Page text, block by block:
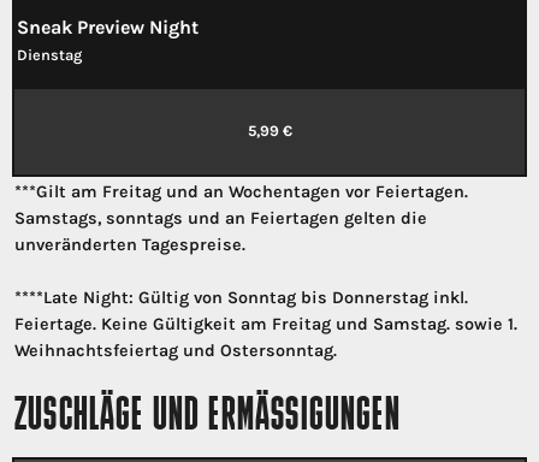
Sneak Preview Night
Dienstag
5,99 €
***Gilt am Freitag und an Wochentagen vor Feiertagen.
Samstags, sonntags und an Feiertagen gelten die
unveränderten Tagespreise.
****Late Night: Gültig von Sonntag bis Donnerstag inkl.
Feiertage. Keine Gültigkeit am Freitag und Samstag. sowie 1.
Weihnachtsfeiertag und Ostersonntag.
ZUSCHLÄGE UND ERMÄSSIGUNGEN